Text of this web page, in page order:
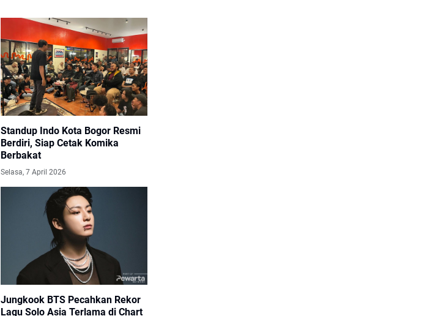
Standup Indo Kota Bogor Resmi
Berdiri, Siap Cetak Komika
Berbakat
Lagu Solo Asia Terlama di Chart